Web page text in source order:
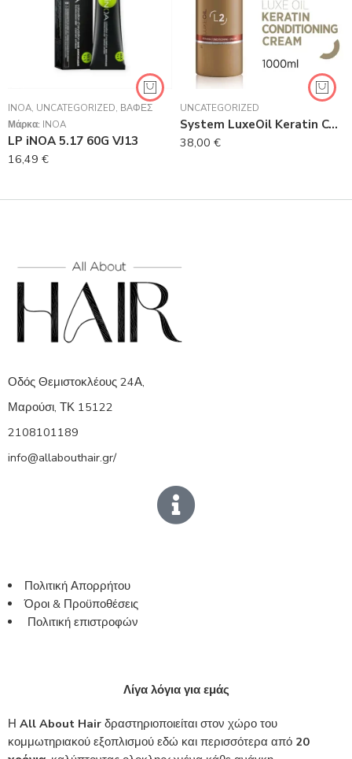
INOA, UNCATEGORIZED, ΒΑΦΈΣ
Μάρκα: INOA
LP iNOA 5.17 60G VJ13
16,49 €
UNCATEGORIZED
System LuxeOil Keratin Conditioner 1000ml
38,00 €
Οδός Θεμιστοκλέους 24Α,
Μαρούσι, ΤΚ 15122
2108101189
info@allabouthair.gr/
Πολιτική Απορρήτου
Όροι & Προϋποθέσεις
Πολιτική επιστροφών
Λίγα λόγια για εμάς
Η All About Hair δραστηριοποιείται στον χώρο του
κομμωτηριακού εξοπλισμού εδώ και περισσότερα από 20